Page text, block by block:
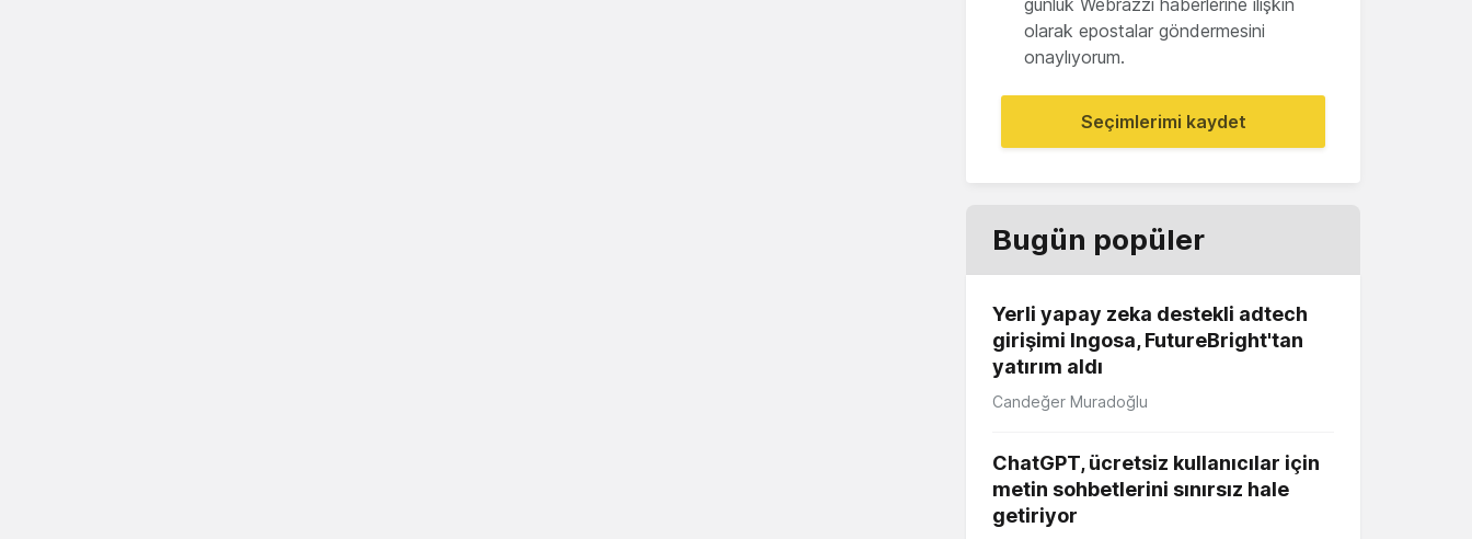
olarak epostalar göndermesini
onaylıyorum.
Seçimlerimi kaydet
Bugün popüler
Yerli yapay zeka destekli adtech
girişimi Ingosa, FutureBright'tan
yatırım aldı
Candeğer Muradoğlu
ChatGPT, ücretsiz kullanıcılar için
metin sohbetlerini sınırsız hale
getiriyor